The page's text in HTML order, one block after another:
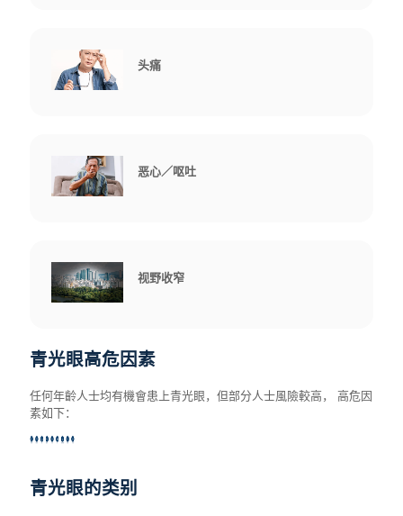
头痛
恶心／呕吐
视野收窄
青光眼高危因素
任何年龄人士均有机会患上青光眼，但部分人士风险较高， 高危因
素如下：
家族遗传
青光眼高危因素
任何年齡人士均有機會患上青光眼，但部分人士風險較高， 高危因
素如下：
青光眼的类别